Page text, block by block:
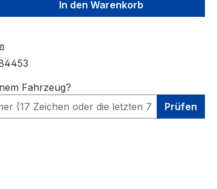
In den Warenkorb
Fahrzeug?
Prüfen